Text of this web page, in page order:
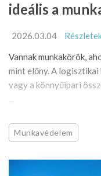
ideális a
2026.03.04
Vannak munkakörök,
mint előny. A
vagy a könnyűipari
...
Munkavédelem